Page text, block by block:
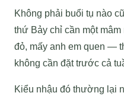
Không phải buổi tụ nào
thứ Bảy chỉ cần một mâm
đỏ, mấy anh em quen —
không cần đặt trước cả
Kiểu nhậu đó thường lại